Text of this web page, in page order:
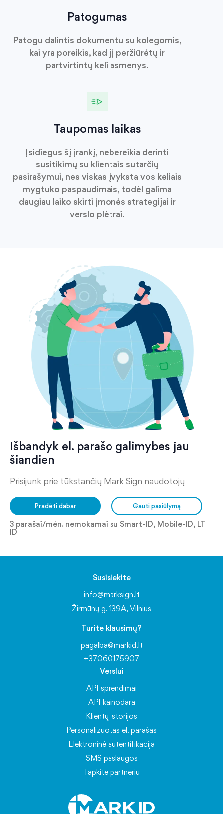
Patogumas
Patogu dalintis dokumentu su kolegomis,
kai yra poreikis, kad jį peržiūrėtų ir
partvirtintų keli asmenys.
Taupomas laikas
Įsidiegus šį įrankį, nebereikia derinti
susitikimų su klientais sutarčių
pasirašymui, nes viskas įvyksta vos keliais
mygtuko paspaudimais, todėl galima
daugiau laiko skirti įmonės strategijai ir
verslo plėtrai.
Išbandyk el. parašo galimybes jau
šiandien
Prisijunk prie tūkstančių Mark Sign naudotojų
Pradėti dabar Gauti pasiūlymą
3 parašai/mėn. nemokamai su Smart-ID, Mobile-ID, LT
ID
Susisiekite
info@marksign.lt
Žirmūnų g. 139A, Vilnius
Turite klausimų?
pagalba@markid.lt
+37060175907
Verslui
API sprendimai
API kainodara
Klientų istorijos
Personalizuotas el. parašas
Elektroninė autentifikacija
SMS paslaugos
Tapkite partneriu
Naujienos